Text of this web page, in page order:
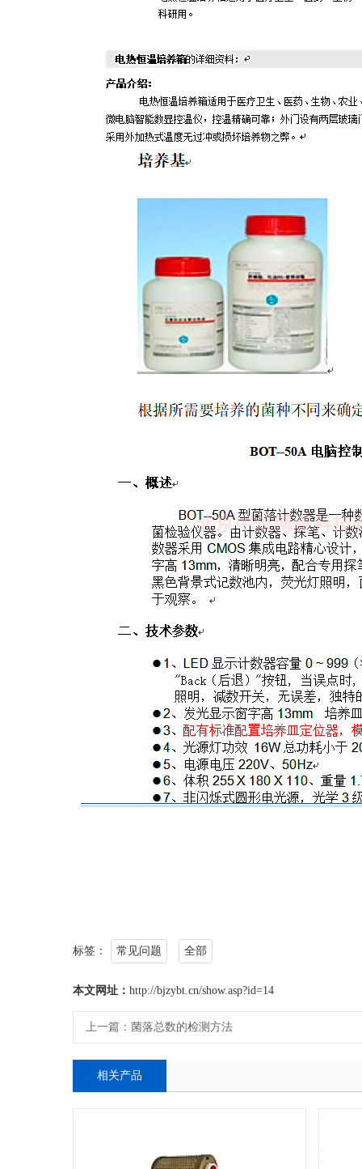
标签： 常见问题 全部
本文网址： http://bjzybt.cn/show.asp?id=14
上一篇： 菌落总数的检测方法
相关产品